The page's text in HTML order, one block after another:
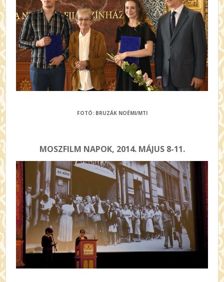
FOTÓ: BRUZÁK NOÉMI/MTI
MOSZFILM NAPOK, 2014. MÁJUS 8-11.